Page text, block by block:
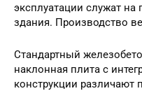
эксплуатации служат
здания. Производство
Стандартный
наклонная плита с
конструкции различают